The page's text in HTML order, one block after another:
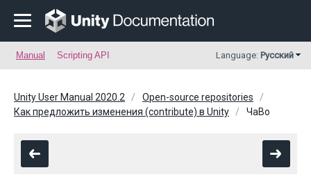
Manual Scripting API Language: Русский
Unity User Manual 2020.2
Open-source repositories
Как предложить изменения (contribute) в Unity
ЧаВо